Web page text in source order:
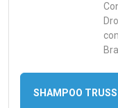
SHAMPOO TRUSS